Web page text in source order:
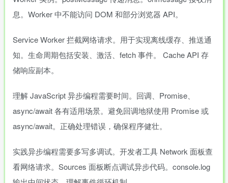
息。Worker 中不能访问 DOM 和部分浏览器 API。
Service Worker 拦截网络请求。用于实现离线缓存、推送通
知。生命周期包括安装、激活、fetch 事件。 Cache API 存
储响应副本。
理解 JavaScript 异步编程需要时间。回调、Promise、
async/await 各有适用场景。避免回调地狱使用 Promise 或
async/await。正确处理错误，确保程序健壮。
实践异步编程需要多写多调试。开发者工具 Network 面板查
看网络请求。Sources 面板断点调试异步代码。console.log